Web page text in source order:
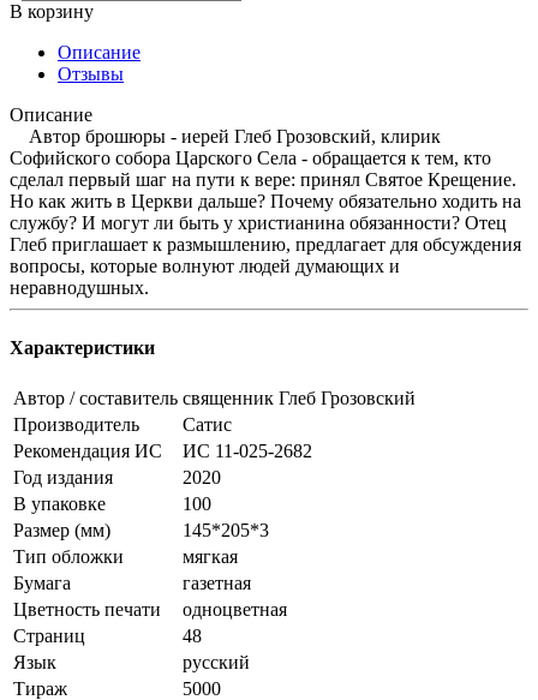
В корзину
Описание
Отзывы
Описание
Автор брошюры - иерей Глеб Грозовский, клирик
Софийского собора Царского Села - обращается к тем, кто
сделал первый шаг на пути к вере: принял Святое Крещение.
Но как жить в Церкви дальше? Почему обязательно ходить на
службу? И могут ли быть у христианина обязанности? Отец
Глеб приглашает к размышлению, предлагает для обсуждения
вопросы, которые волнуют людей думающих и
неравнодушных.
Характеристики
Автор / составитель священник Глеб Грозовский
Производитель
Сатис
Рекомендация ИС
ИС 11-025-2682
Год издания
2020
В упаковке
100
Размер (мм)
145*205*3
Тип обложки
мягкая
Бумага
газетная
Цветность печати
одноцветная
Страниц
48
Язык
русский
Тираж
5000